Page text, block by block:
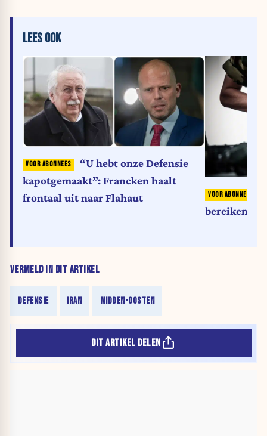
VERMELD IN DIT ARTIKEL
DEFENSIE IRAN MIDDEN-OOSTEN
LEES OOK
“U hebt onze Defensie
kapotgemaakt”: Francken haalt
frontaal uit naar Flahaut
bereiken
DIT ARTIKEL DELEN